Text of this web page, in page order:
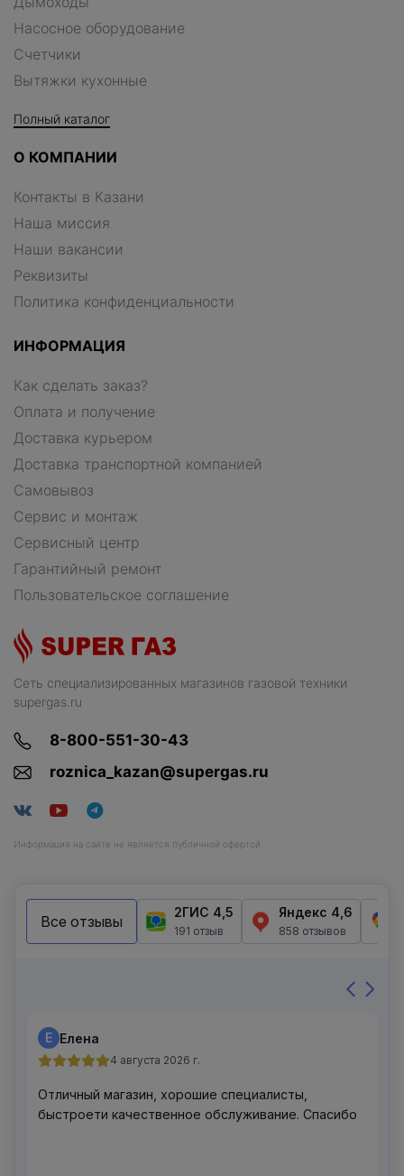
Сеть специализированных магазинов газовой техники
supergas.ru
8-800-551-30-43
roznica_kazan@supergas.ru
Информация на сайте не является публичной офертой
Насосное оборудование
Счетчики
Вытяжки кухонные
Полный каталог
О КОМПАНИИ
Контакты в Казани
Наша миссия
Наши вакансии
Реквизиты
Политика конфиденциальности
ИНФОРМАЦИЯ
Как сделать заказ?
Оплата и получение
Доставка курьером
Доставка транспортной компанией
Самовывоз
Сервис и монтаж
Сервисный центр
Гарантийный ремонт
Пользовательское соглашение